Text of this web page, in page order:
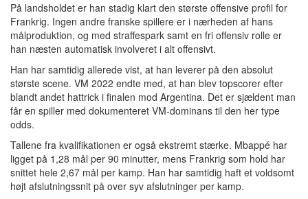
På landsholdet er han stadig klart den største offensive profil for
Frankrig. Ingen andre franske spillere er i nærheden af hans
målproduktion, og med straffespark samt en fri offensiv rolle er
han næsten automatisk involveret i alt offensivt.
Han har samtidig allerede vist, at han leverer på den absolut
største scene. VM 2022 endte med, at han blev topscorer efter
blandt andet hattrick i finalen mod Argentina. Det er sjældent man
får en spiller med dokumenteret VM-dominans til den her type
odds.
Tallene fra kvalifikationen er også ekstremt stærke. Mbappé har
ligget på 1,28 mål per 90 minutter, mens Frankrig som hold har
snittet hele 2,67 mål per kamp. Han har samtidig haft et voldsomt
højt afslutningssnit på over syv afslutninger per kamp.